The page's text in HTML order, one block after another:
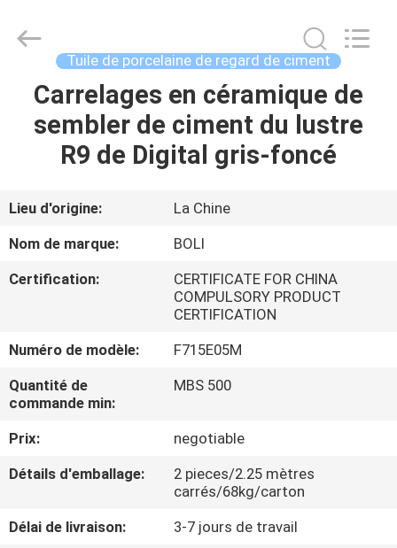
MAISON
PRODUITS
VIDÉOS
PROPOS
DE
NOUS
VISITE
L'USINE
CERAMICS
Reserved.
Tuile de porcelaine de regard de ciment
Carrelages en céramique de
sembler de ciment du lustre
R9 de Digital gris-foncé
Lieu d'origine:
La Chine
Nom de marque:
BOLI
Certification:
CERTIFICATE FOR CHINA
COMPULSORY PRODUCT
CERTIFICATION
Numéro de modèle:
F715E05M
Quantité de
commande min:
MBS 500
Prix:
negotiable
Détails d'emballage:
2 pieces/2.25 mètres
carrés/68kg/carton
Délai de livraison:
3-7 jours de travail